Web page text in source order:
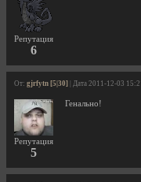
Репутация
6
От: gjrfytn [5|30] | Дата 2011-12-03
Репутация
5
Генально!